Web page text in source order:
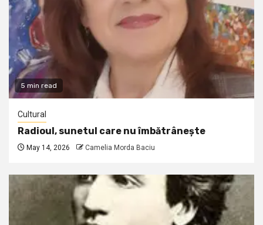
5 min read
Cultural
Radioul, sunetul care nu îmbătrânește
May 14, 2026 Camelia Morda Baciu